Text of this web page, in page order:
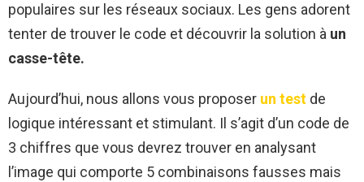
populaires sur les réseaux sociaux. Les gens adorent
tenter de trouver le code et découvrir la solution à un
casse-tête.
Aujourd’hui, nous allons vous proposer un test de
logique intéressant et stimulant. Il s’agit d’un code de
3 chiffres que vous devrez trouver en analysant
l’image qui comporte 5 combinaisons fausses mais